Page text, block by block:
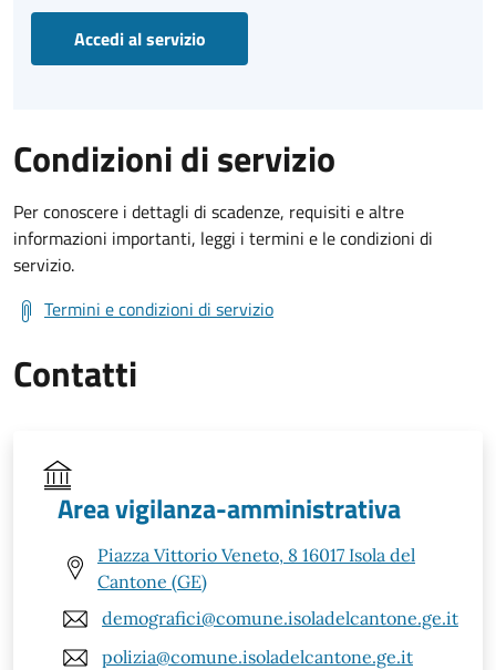
Accedi al servizio
Condizioni di servizio
Per conoscere i dettagli di scadenze, requisiti e altre
informazioni importanti, leggi i termini e le condizioni di
servizio.
Termini e condizioni di servizio
Contatti
Area vigilanza-amministrativa
Piazza Vittorio Veneto, 8 16017 Isola del
Cantone (GE)
demografici@comune.isoladelcantone.ge.it
polizia@comune.isoladelcantone.ge.it